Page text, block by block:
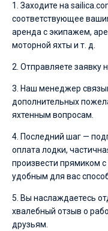
1. Заходите на
соответствующее
аренда с экипажем,
моторной яхты и т. д.
2. Отправляете заявку
3. Наш менеджер
дополнительных
яхтенным вопросам.
4. Последний шаг —
оплата лодки,
произвести прямиком
удобным для вас
5. Вы наслаждаетесь
хвалебный отзыв о
друзьям.